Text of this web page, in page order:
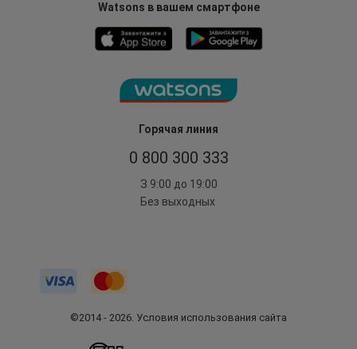
Горячая линия
0 800 300 333
З 9:00 до 19:00
Без выходных
Watsons в вашем смартфоне
©2014 - 2026. Условия использования сайта